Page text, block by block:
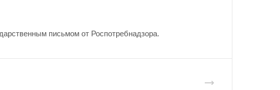
письмом от Роспотребнадзора.